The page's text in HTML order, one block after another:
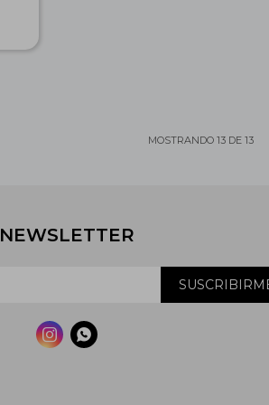
MOSTRANDO 13DE 13
NEWSLETTER
 